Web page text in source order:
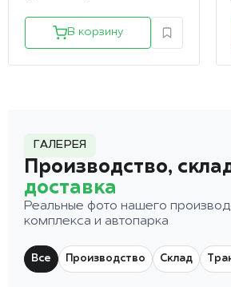
В корзину
ГАЛЕРЕЯ
Производство,
доставка
Реальные фото нашего
комплекса и автопарка
Все Производство Склад